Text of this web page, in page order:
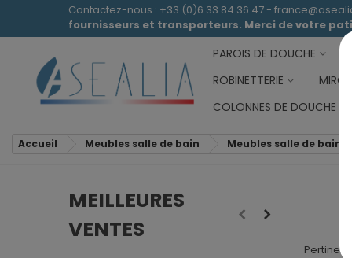
Contactez-nous : +33 (0)6 33 84 36 47 -
fournisseurs et transporteurs. Merci de votre
PAROIS DE DOUCHE
ROBINETTERIE
COLONNES DE DOUCHE
Accueil Meubles salle de bain Meubles salle de bain
MEILLEURES
VENTES